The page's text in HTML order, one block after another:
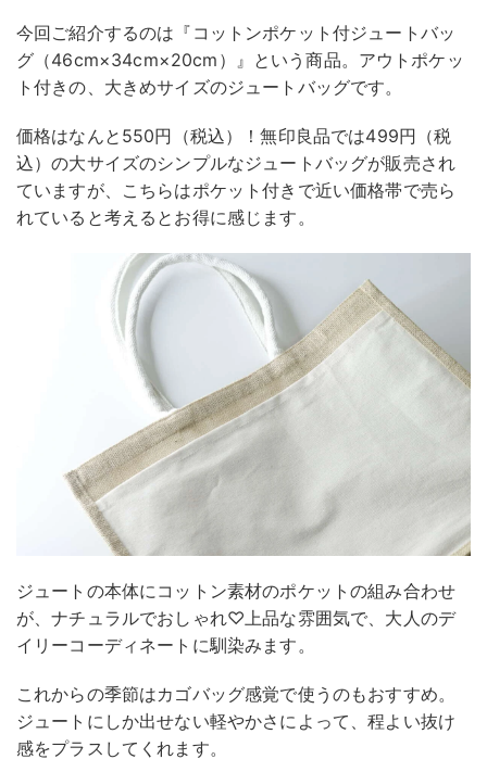
今回ご紹介するのは『コットンポケット付ジュートバッ
グ（46cm×34cm×20cm）』という商品。アウトポケッ
ト付きの、大きめサイズのジュートバッグです。
価格はなんと550円（税込）！無印良品では499円（税
込）の大サイズのシンプルなジュートバッグが販売され
ていますが、こちらはポケット付きで近い価格帯で売ら
れていると考えるとお得に感じます。
ジュートの本体にコットン素材のポケットの組み合わせ
が、ナチュラルでおしゃれ♡上品な雰囲気で、大人のデ
イリーコーディネートに馴染みます。
これからの季節はカゴバッグ感覚で使うのもおすすめ。
ジュートにしか出せない軽やかさによって、程よい抜け
感をプラスしてくれます。